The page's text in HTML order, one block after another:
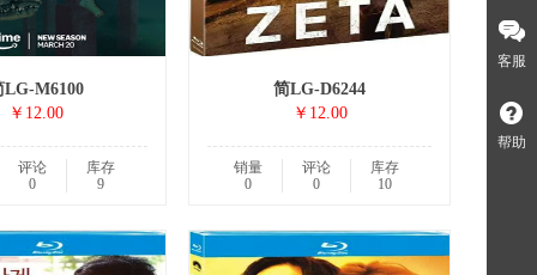
LG-M6100
￥12.00
评论
0
库存
9
简LG-D6244
￥12.00
销量
0
评论
0
库存
10
客服
帮助